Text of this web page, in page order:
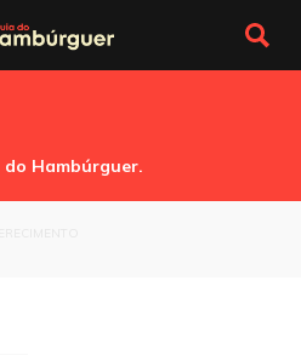
Hambúrguer.